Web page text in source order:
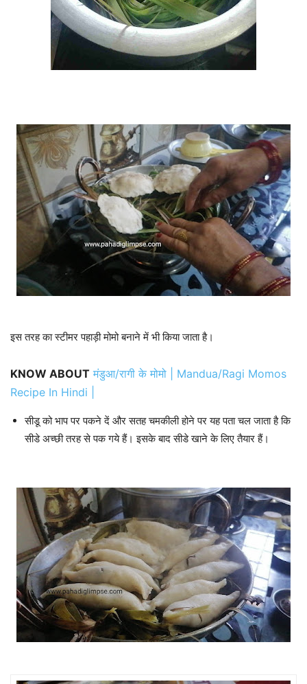
इस तरह का स्टीमर पहाड़ी मोमो बनाने में भी किया जाता है।
KNOW ABOUT मंडुआ/रागी के मोमो | Mandua/Ragi Momos
Recipe In Hindi |
सीडू को भाप पर पकने दें और सतह चमकीली होने पर यह पता चल जाता है कि
सीडे अच्छी तरह से पक गये हैं। इसके बाद सीडे खाने के लिए तैयार हैं।